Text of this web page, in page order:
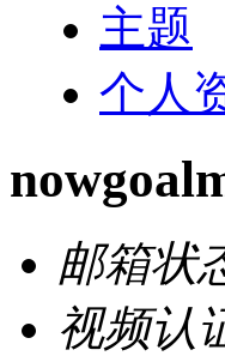
主题
个人
邮箱状
视频认